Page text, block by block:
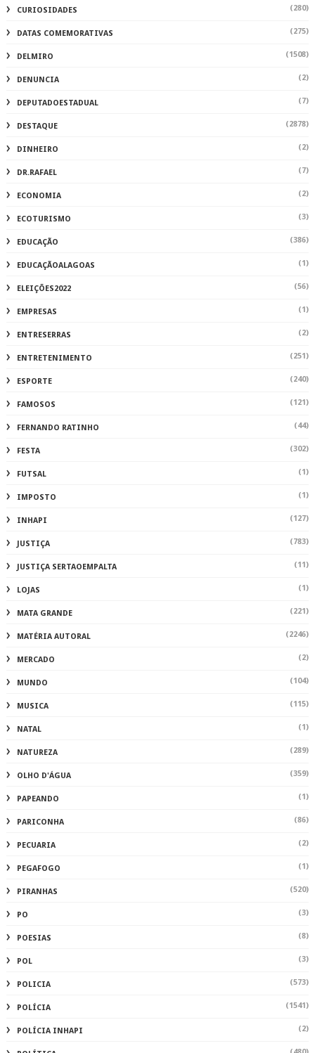
CURIOSIDADES (280)
DATAS COMEMORATIVAS (275)
DELMIRO (1508)
DENUNCIA (2)
DEPUTADOESTADUAL (7)
DESTAQUE (2878)
DINHEIRO (2)
DR.RAFAEL (7)
ECONOMIA (2)
ECOTURISMO (3)
EDUCAÇÃO (386)
EDUCAÇÃOALAGOAS (1)
ELEIÇÕES2022 (56)
EMPRESAS (1)
ENTRESERRAS (2)
ENTRETENIMENTO (251)
ESPORTE (240)
FAMOSOS (121)
FERNANDO RATINHO (44)
FESTA (302)
FUTSAL (1)
IMPOSTO (1)
INHAPI (127)
JUSTIÇA (783)
JUSTIÇA SERTAOEMPALTA (11)
LOJAS (1)
MATA GRANDE (221)
MATÉRIA AUTORAL (2246)
MERCADO (2)
MUNDO (104)
MUSICA (115)
NATAL (1)
NATUREZA (289)
OLHO D'ÁGUA (359)
PAPEANDO (1)
PARICONHA (86)
PECUARIA (2)
PEGAFOGO (1)
PIRANHAS (520)
PO (3)
POESIAS (8)
POL (3)
POLICIA (573)
POLÍCIA (1541)
POLÍCIA INHAPI (2)